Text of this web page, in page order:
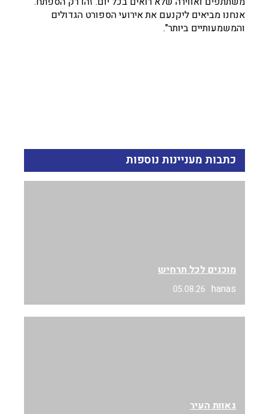
אנחנו מביאים ליקנעם את אירועי הספורט הגדולים
והמשמעותיים ביותר".
כתבות מעניינות נוספות
מוכנים לכל תרחיש
hanas
05.08.26
גאוות העיר